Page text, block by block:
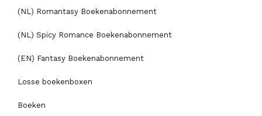
(NL) Romantasy Boekenabonnement
(NL) Spicy Romance Boekenabonnement
(EN) Fantasy Boekenabonnement
Losse boekenboxen
Boeken